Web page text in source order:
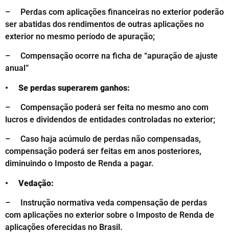
– Perdas com aplicações financeiras no exterior poderão
ser abatidas dos rendimentos de outras aplicações no
exterior no mesmo período de apuração;
– Compensação ocorre na ficha de “apuração de ajuste
anual”
• Se perdas superarem ganhos:
– Compensação poderá ser feita no mesmo ano com
lucros e dividendos de entidades controladas no exterior;
– Caso haja acúmulo de perdas não compensadas,
compensação poderá ser feitas em anos posteriores,
diminuindo o Imposto de Renda a pagar.
• Vedação:
– Instrução normativa veda compensação de perdas
com aplicações no exterior sobre o Imposto de Renda de
aplicações oferecidas no Brasil.